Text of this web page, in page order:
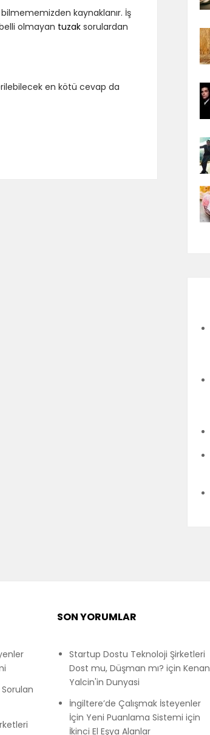
bilmememizden kaynaklanır. İş
olmayan tuzak sorulardan
en kötü cevap da
SON YORUMLAR
Startup Dostu Teknoloji Şirketleri
Dost mu, Düşman mı? için Kenan
Yalcin'in Dunyasi
İngiltere’de Çalışmak İsteyenler
İçin Yeni Puanlama Sistemi için
İkinci El Eşya Alanlar